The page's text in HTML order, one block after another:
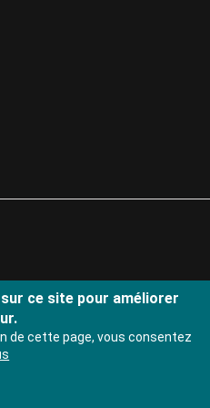
ce site pour améliorer
de cette page, vous consentez